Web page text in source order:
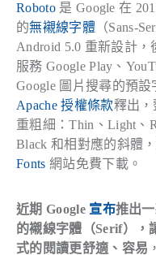
Roboto是 Google 在
的無襯線字體（Sans-
Android 5.0 重新設計，
服務 Google Play、
Google 圖片搜尋的預設
Apache 授權條款釋出
重粗細：Thin、Light、
Black 和相對應的斜體
Fonts 網站免費下載。
近期 Google 宣布推出
的襯線字體（Serif），
式的閱讀更舒適、容易